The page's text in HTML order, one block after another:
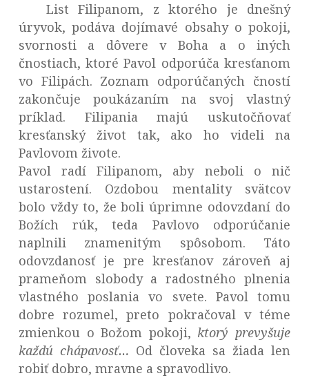
List Filipanom, z ktorého je dnešný
úryvok, podáva dojímavé obsahy o pokoji,
svornosti a dôvere v Boha a o iných
čnostiach, ktoré Pavol odporúča kresťanom
vo Filipách. Zoznam odporúčaných čností
zakončuje poukázaním na svoj vlastný
príklad. Filipania majú uskutočňovať
kresťanský život tak, ako ho videli na
Pavlovom živote.
Pavol radí Filipanom, aby neboli o nič
ustarostení. Ozdobou mentality svätcov
bolo vždy to, že boli úprimne odovzdaní do
Božích rúk, teda Pavlovo odporúčanie
naplnili znamenitým spôsobom. Táto
odovzdanosť je pre kresťanov zároveň aj
prameňom slobody a radostného plnenia
vlastného poslania vo svete. Pavol tomu
dobre rozumel, preto pokračoval v téme
zmienkou o Božom pokoji, ktorý prevyšuje
každú chápavosť… Od človeka sa žiada len
robiť dobro, mravne a spravodlivo.